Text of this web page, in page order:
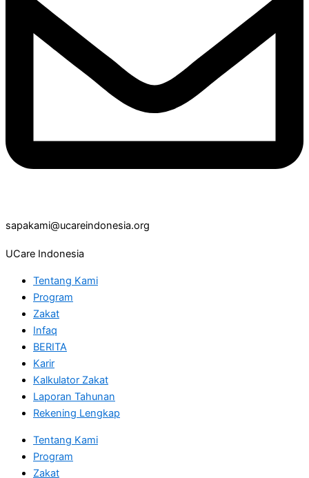
sapakami@ucareindonesia.org
UCare Indonesia
Tentang Kami
Program
Zakat
Infaq
BERITA
Karir
Kalkulator Zakat
Laporan Tahunan
Rekening Lengkap
Tentang Kami
Program
Zakat